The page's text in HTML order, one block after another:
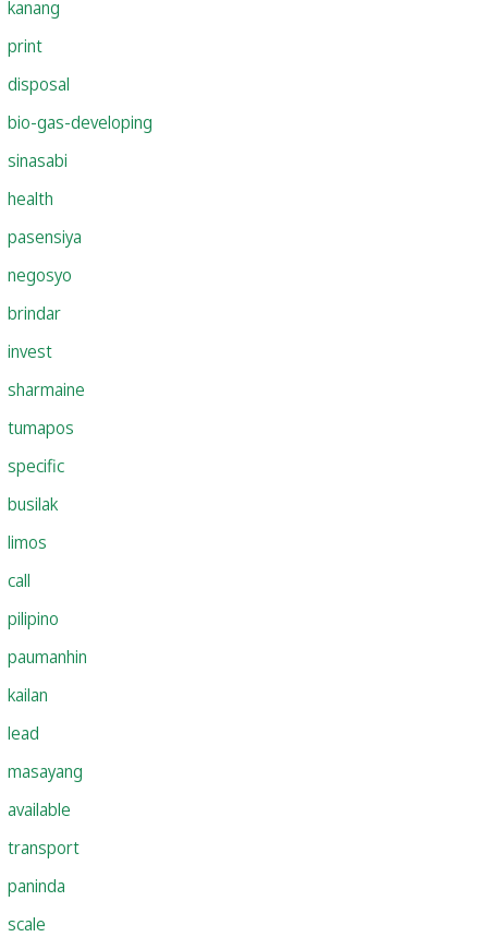
kanang
print
disposal
bio-gas-developing
sinasabi
health
pasensiya
negosyo
brindar
invest
sharmaine
tumapos
specific
busilak
limos
call
pilipino
paumanhin
kailan
lead
masayang
available
transport
paninda
scale